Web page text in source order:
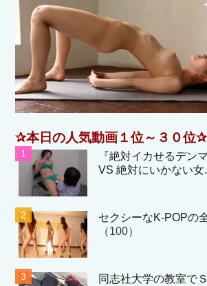
✰本日の人気動画１位～３０位✰
『絶対イカせるデン
VS 絶対にいかない女
セクシーなK-POPの
（100）
同志社大学の教室で